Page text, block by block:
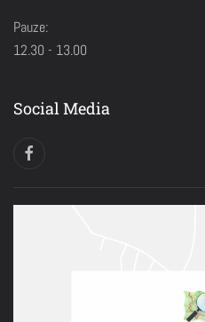
Pauze:
12.30 - 13.00
Social Media